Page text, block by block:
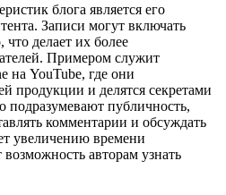
блога является его
Записи могут включать
что делает их более
Примером служит
на YouTube, где они
продукции и делятся секретами
подразумевают публичность,
комментарии и обсуждать
увеличению времени
авторам узнать